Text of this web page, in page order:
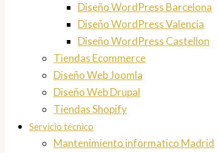
Diseño WordPress Barcelona
Diseño WordPress Valencia
Diseño WordPress Castellon
Tiendas Ecommerce
Diseño Web Joomla
Diseño Web Drupal
Tiendas Shopify
Servicio técnico
Mantenimiento informatico Madrid